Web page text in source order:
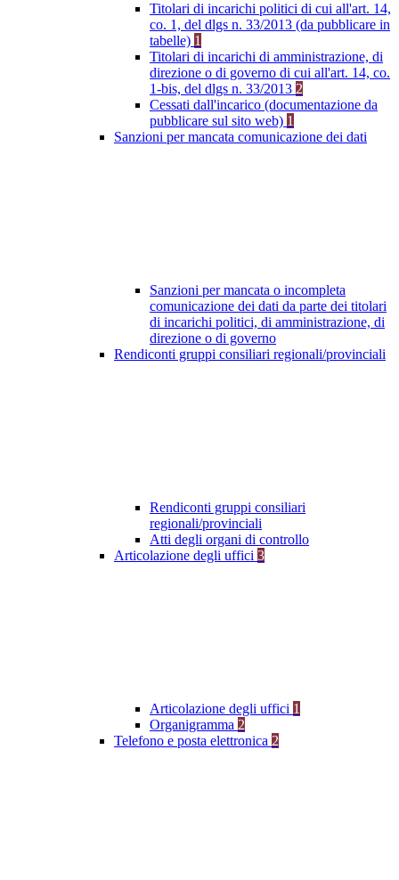
Titolari di incarichi politici di cui all'art. 14,
co. 1, del dlgs n. 33/2013 (da pubblicare in
tabelle) 1
Titolari di incarichi di amministrazione, di
direzione o di governo di cui all'art. 14, co.
1-bis, del dlgs n. 33/2013 2
Cessati dall'incarico (documentazione da
pubblicare sul sito web) 1
Sanzioni per mancata comunicazione dei dati
Sanzioni per mancata o incompleta
comunicazione dei dati da parte dei titolari
di incarichi politici, di amministrazione, di
direzione o di governo
Rendiconti gruppi consiliari regionali/provinciali
Rendiconti gruppi consiliari
regionali/provinciali
Atti degli organi di controllo
Articolazione degli uffici 3
Articolazione degli uffici 1
Organigramma 2
Telefono e posta elettronica 2